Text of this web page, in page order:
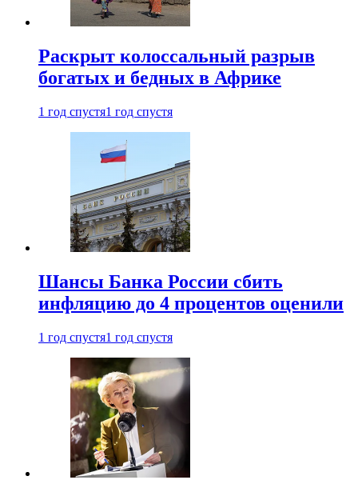
Раскрыт колоссальный разрыв
богатых и бедных в Африке
1 год спустя1 год спустя
Шансы Банка России сбить
инфляцию до 4 процентов оценили
1 год спустя1 год спустя